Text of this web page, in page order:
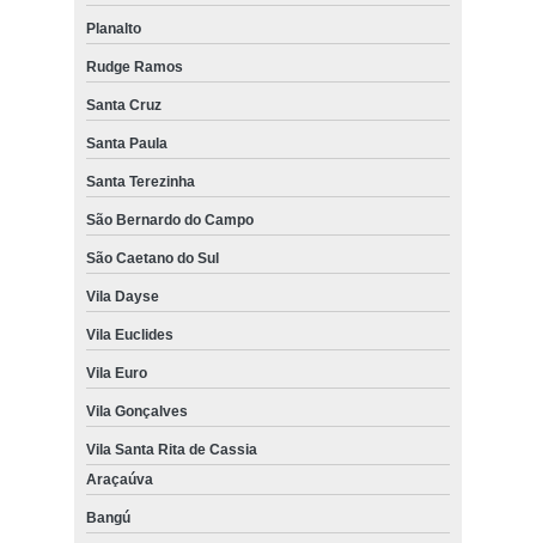
Planalto
Rudge Ramos
Santa Cruz
Santa Paula
Santa Terezinha
São Bernardo do Campo
São Caetano do Sul
Vila Dayse
Vila Euclides
Vila Euro
Vila Gonçalves
Vila Santa Rita de Cassia
Araçaúva
Bangú